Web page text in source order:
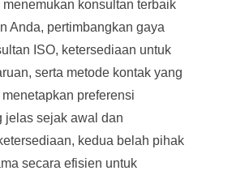
menemukan konsultan terbaik
Anda, pertimbangkan gaya
ISO, ketersediaan untuk
serta metode kontak yang
preferensi
jelas sejak awal dan
kedua belah pihak
secara efisien untuk